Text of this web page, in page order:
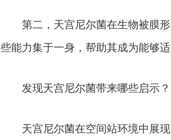
第二，天宫尼尔菌在生物被膜
些能力集于一身，帮助其成为能够适
发现天宫尼尔菌带来哪些启示？
天宫尼尔菌在空间站环境中展